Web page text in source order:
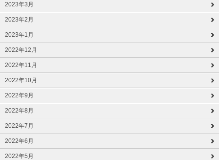
2023年3月
2023年2月
2023年1月
2022年12月
2022年11月
2022年10月
2022年9月
2022年8月
2022年7月
2022年6月
2022年5月